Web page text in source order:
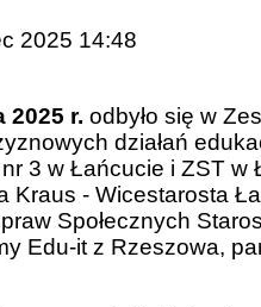
2025 14:48
2025 r. odbyło się w
działań
3 w Łańcucie i ZST w
Kraus - Wicestarosta
Społecznych
Edu-it z Rzeszowa,